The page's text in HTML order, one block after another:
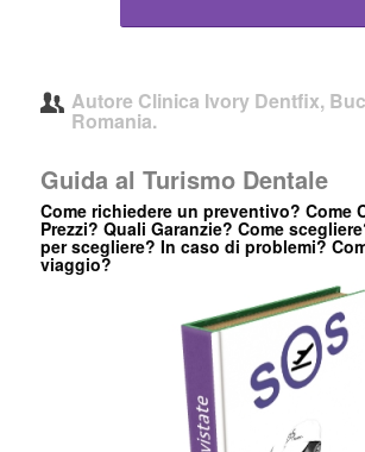
Autore Clinica Ivory Dentfix,
Romania.
Guida al Turismo Dentale
Come richiedere un preventivo? Come
Prezzi? Quali Garanzie? Come
per scegliere? In caso di problemi?
viaggio?